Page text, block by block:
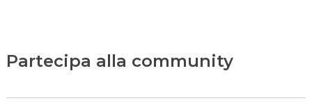
Partecipa alla community